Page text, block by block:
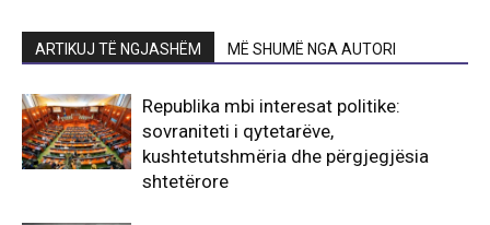
ARTIKUJ TË NGJASHËM MË SHUMË NGA AUTORI
Republika mbi interesat politike:
sovraniteti i qytetarëve,
kushtetutshmëria dhe përgjegjësia
shtetërore